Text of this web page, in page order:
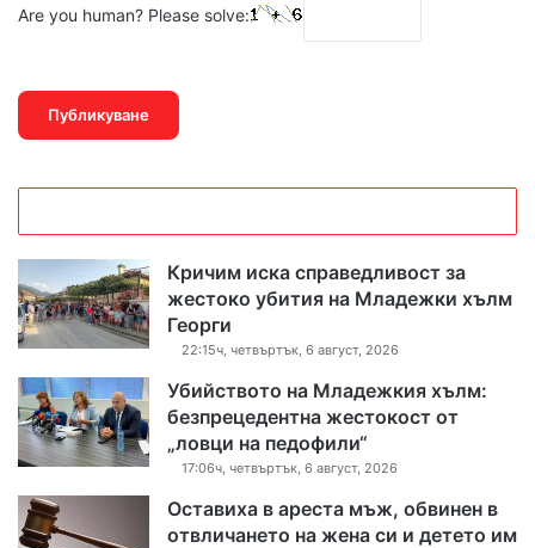
Are you human? Please solve:
Кричим иска справедливост за
жестоко убития на Младежки хълм
Георги
22:15ч, четвъртък, 6 август, 2026
Убийството на Младежкия хълм:
безпрецедентна жестокост от
„ловци на педофили“
17:06ч, четвъртък, 6 август, 2026
Оставиха в ареста мъж, обвинен в
отвличането на жена си и детето им